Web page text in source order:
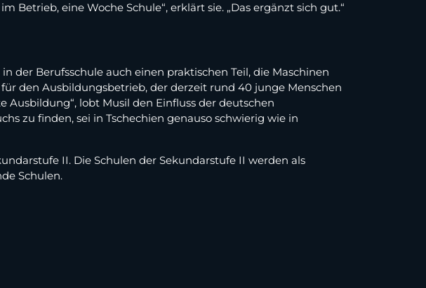
Betrieb, eine Woche Schule“, erklärt sie. „Das ergänzt sich gut.“
der Berufsschule auch einen praktischen Teil, die Maschinen
den Ausbildungsbetrieb, der derzeit rund 40 junge Menschen
lobt Musil den Einfluss der deutschen
zu finden, sei in Tschechien genauso schwierig wie in
II. Die Schulen der Sekundarstufe II werden als
Schulen.